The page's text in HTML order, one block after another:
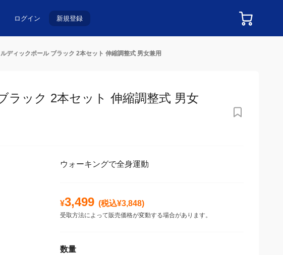
ログイン 新規登録
ディックポール ブラック 2本セット 伸縮調整式 男女兼用
ック 2本セット 伸縮調整式 男女兼
ウォーキングで全身運動
¥3,499 (税込¥3,848)
受取方法によって販売価格が変動する場合があります。
数量